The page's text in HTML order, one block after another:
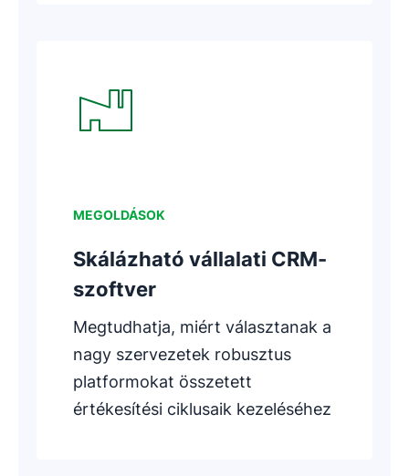
MEGOLDÁSOK
Skálázható vállalati CRM-
szoftver
Megtudhatja, miért választanak a
nagy szervezetek robusztus
platformokat összetett
értékesítési ciklusaik kezeléséhez
Új ablakban nyílik meg